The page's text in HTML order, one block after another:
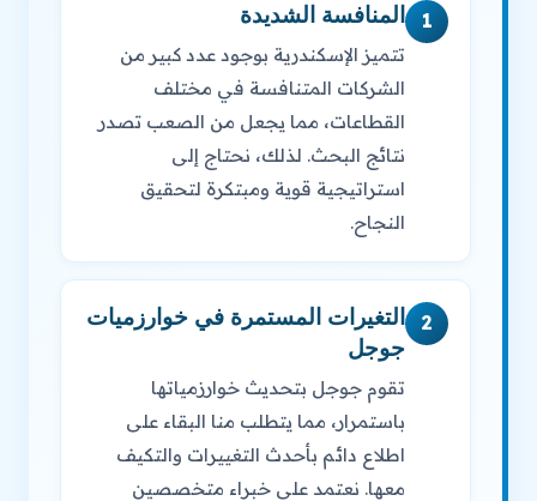
1 المنافسة الشديدة
تتميز الإسكندرية بوجود عدد كبير من
الشركات المتنافسة في مختلف
القطاعات، مما يجعل من الصعب تصدر
نتائج البحث. لذلك، نحتاج إلى
استراتيجية قوية ومبتكرة لتحقيق
النجاح.
2
التغيرات المستمرة في خوارزميات
جوجل
تقوم جوجل بتحديث خوارزمياتها
باستمرار، مما يتطلب منا البقاء على
اطلاع دائم بأحدث التغييرات والتكيف
معها. نعتمد على خبراء متخصصين